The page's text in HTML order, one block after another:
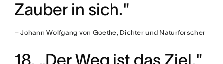
Zauber in sich."
– Johann Wolfgang von Goethe, Dichter und Naturforscher
18. „Der Weg ist das Ziel."